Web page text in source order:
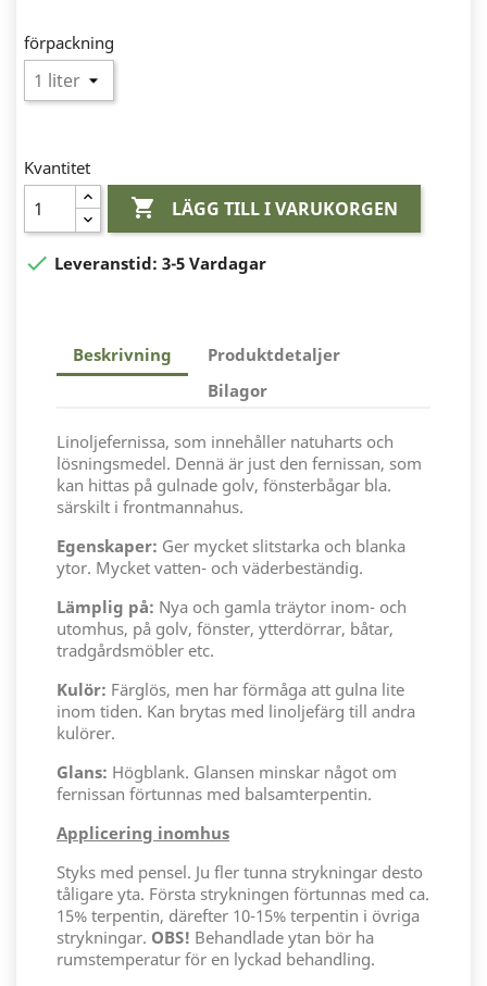
förpackning
Kvantitet
 LÄGG TILL I VARUKORGEN
 Leveranstid: 3-5 Vardagar
Beskrivning
Produktdetaljer
Bilagor
Linoljefernissa, som innehåller natuharts och
lösningsmedel. Dennä är just den fernissan, som
kan hittas på gulnade golv, fönsterbågar bla.
särskilt i frontmannahus.
Egenskaper: Ger mycket slitstarka och blanka
ytor. Mycket vatten- och väderbeständig.
Lämplig på: Nya och gamla träytor inom- och
utomhus, på golv, fönster, ytterdörrar, båtar,
tradgårdsmöbler etc.
Kulör: Färglös, men har förmåga att gulna lite
inom tiden. Kan brytas med linoljefärg till andra
kulörer.
Glans: Högblank. Glansen minskar något om
fernissan förtunnas med balsamterpentin.
Applicering inomhus
Styks med pensel. Ju fler tunna strykningar desto
tåligare yta. Första strykningen förtunnas med ca.
15% terpentin, därefter 10-15% terpentin i övriga
strykningar. OBS! Behandlade ytan bör ha
rumstemperatur för en lyckad behandling.